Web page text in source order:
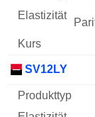
SV12LY